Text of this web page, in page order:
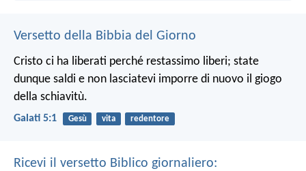
Versetto della Bibbia del Giorno
Cristo ci ha liberati perché restassimo liberi; state
dunque saldi e non lasciatevi imporre di nuovo il giogo
della schiavitù.
Galati 5:1 Gesù vita redentore
Ricevi il versetto Biblico giornaliero: